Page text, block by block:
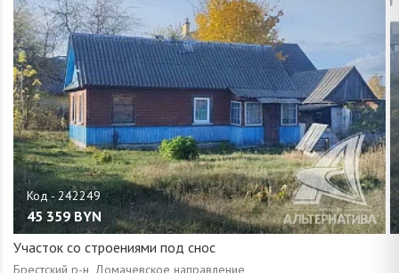
45 359 BYN
Участок со строениями под снос